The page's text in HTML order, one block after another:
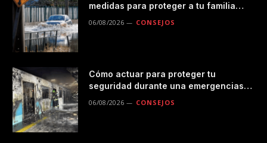
medidas para proteger a tu familia
06/08/2026 CONSEJOS
Cómo actuar para proteger tu
seguridad durante una emergencias
06/08/2026 CONSEJOS